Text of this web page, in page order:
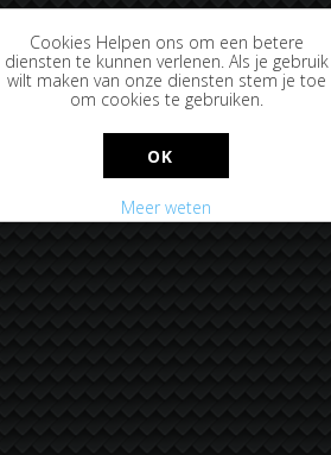
Cookies Helpen ons om een betere
diensten te kunnen verlenen. Als je gebruik
wilt maken van onze diensten stem je toe
om cookies te gebruiken.
OK
Meer weten